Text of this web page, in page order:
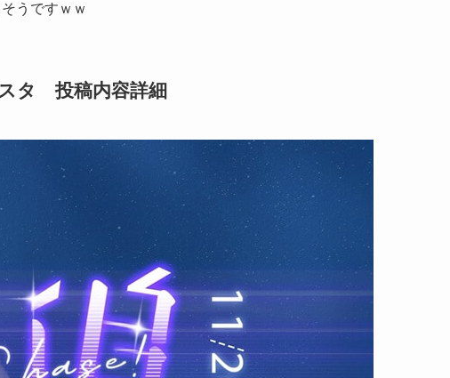
うですｗｗ
タ 投稿内容詳細